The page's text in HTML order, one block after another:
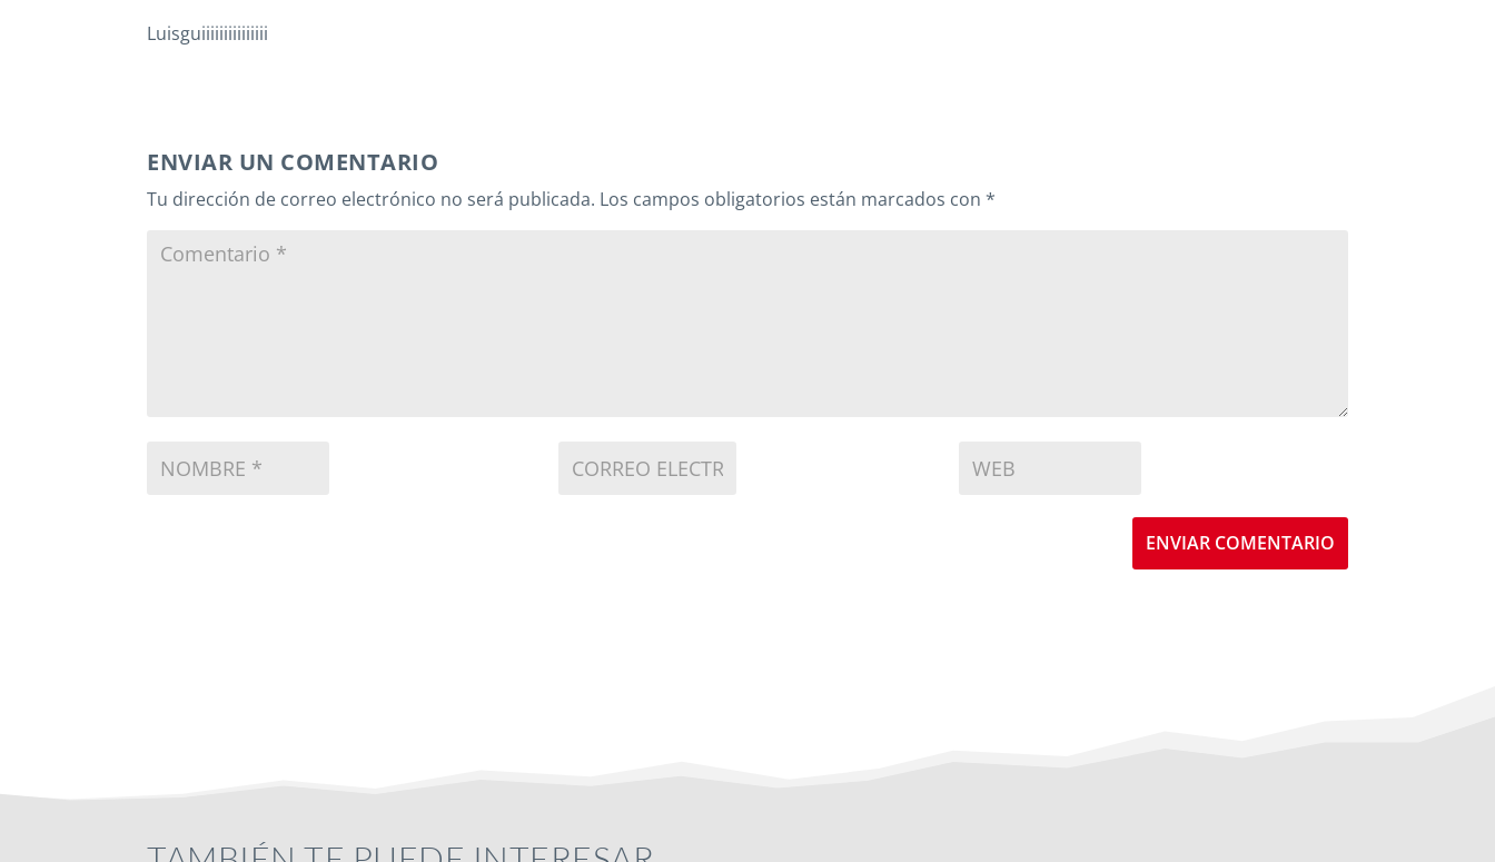
Luisguiiiiiiiiiiiiiii
ENVIAR UN COMENTARIO
Tu dirección de correo electrónico no será publicada. Los campos obligatorios están marcados con *
ENVIAR COMENTARIO